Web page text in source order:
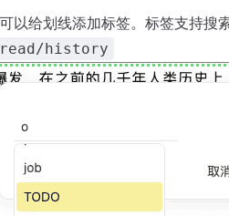
以给划线添加标签。标签支持搜
history